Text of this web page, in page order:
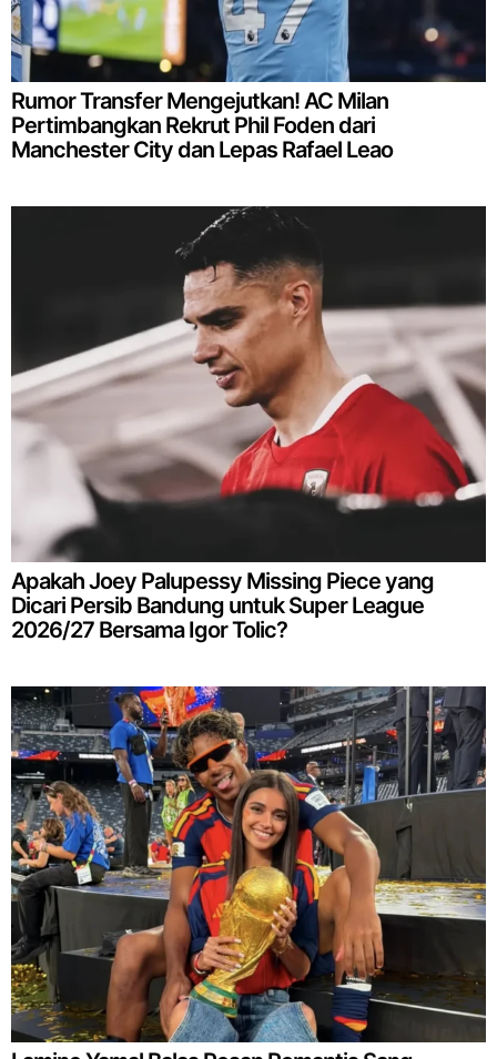
Rumor Transfer Mengejutkan! AC Milan
Pertimbangkan Rekrut Phil Foden dari
Manchester City dan Lepas Rafael Leao
Apakah Joey Palupessy Missing Piece yang
Dicari Persib Bandung untuk Super League
2026/27 Bersama Igor Tolic?